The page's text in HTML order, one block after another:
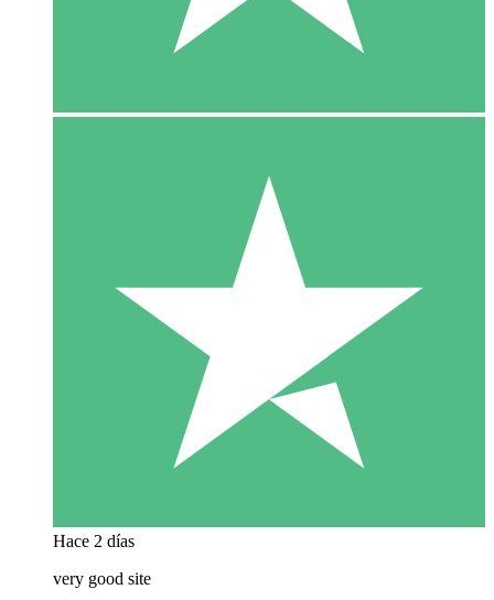
Hace 2 días
very good site